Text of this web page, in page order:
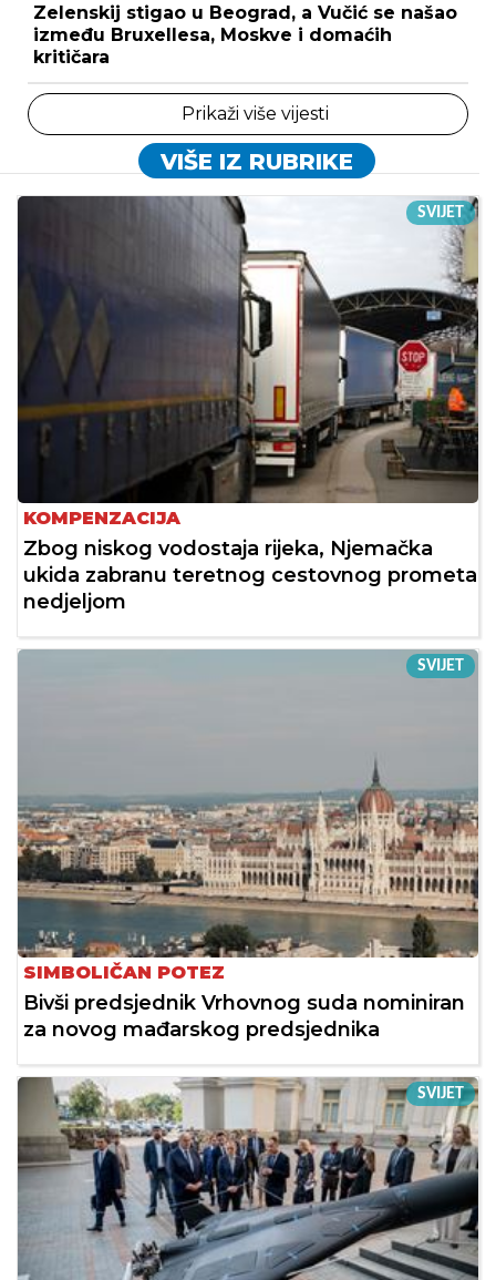
Zelenskij stigao u Beograd, a Vučić se našao
između Bruxellesa, Moskve i domaćih
kritičara
Prikaži više vijesti
VIŠE IZ RUBRIKE
SVIJET
KOMPENZACIJA
Zbog niskog vodostaja rijeka, Njemačka
ukida zabranu teretnog cestovnog prometa
nedjeljom
SVIJET
SIMBOLIČAN POTEZ
Bivši predsjednik Vrhovnog suda nominiran
za novog mađarskog predsjednika
SVIJET